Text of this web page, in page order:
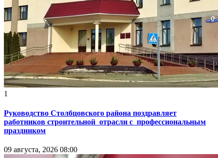
1
Руководство Столбцовского района поздравляет
работников строительной отрасли с профессиональным
праздником
09 августа, 2026 08:00